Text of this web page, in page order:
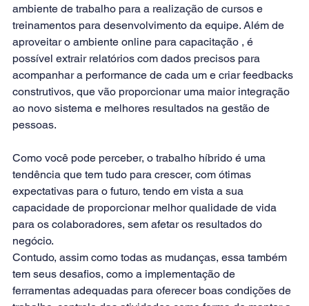
ambiente de trabalho para a realização de cursos e
treinamentos para desenvolvimento da equipe. Além de
aproveitar o ambiente online para capacitação , é
possível extrair relatórios com dados precisos para
acompanhar a performance de cada um e criar feedbacks
construtivos, que vão proporcionar uma maior integração
ao novo sistema e melhores resultados na gestão de
pessoas.
Como você pode perceber, o trabalho híbrido é uma
tendência que tem tudo para crescer, com ótimas
expectativas para o futuro, tendo em vista a sua
capacidade de proporcionar melhor qualidade de vida
para os colaboradores, sem afetar os resultados do
negócio.
Contudo, assim como todas as mudanças, essa também
tem seus desafios, como a implementação de
ferramentas adequadas para oferecer boas condições de